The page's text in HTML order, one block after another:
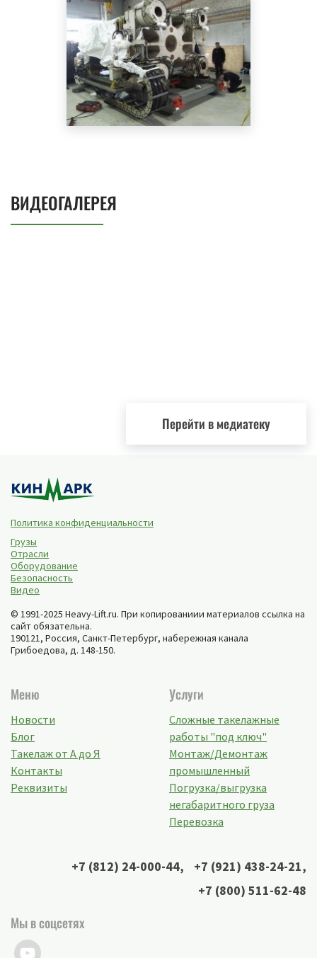
ВИДЕОГАЛЕРЕЯ
Перейти в медиатеку
Политика конфиденциальности
Грузы
Отрасли
Оборудование
Безопасность
Видео
© 1991-2025 Heavy-Lift.ru. При копированиии материалов ссылка на
сайт обязательна.
190121, Россия, Санкт-Петербург, набережная канала
Грибоедова, д. 148-150.
Меню
Новости
Блог
Такелаж от А до Я
Контакты
Реквизиты
Услуги
Сложные такелажные
работы "под ключ"
Монтаж/Демонтаж
промышленный
Погрузка/выгрузка
негабаритного груза
Перевозка
+7 (812) 24-000-44, +7 (921) 438-24-21,
+7 (800) 511-62-48
Мы в соцсетях